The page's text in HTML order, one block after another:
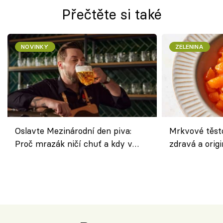
Přečtěte si také
NOVINKY
Oslavte Mezinárodní den piva:
Proč mrazák ničí chuť a kdy v
ZELENINA
Mrkvové
zdravá a